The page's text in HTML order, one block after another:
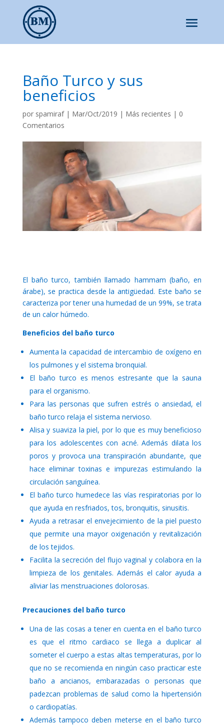
Baño Turco y sus
beneficios
por spamiraf| Mar/Oct/2019 | Más recientes | 0
Comentarios
El baño turco, también llamado hammam (baño, en
árabe), se practica desde la antigüedad. Este baño se
caracteriza por tener una humedad de un 99%, se trata
de un calor húmedo.
Beneficios del baño turco
Aumenta la capacidad de intercambio de oxígeno en
los pulmones y el sistema bronquial.
El baño turco es menos estresante que la sauna
para el organismo.
Para las personas que sufren estrés o ansiedad, el
baño turco relaja el sistema nervioso.
Alisa y suaviza la piel, por lo que es muy beneficioso
para los adolescentes con acné. Además dilata los
poros y provoca una transpiración abundante, que
hace eliminar toxinas e impurezas estimulando la
circulación sanguínea.
El baño turco humedece las vías respiratorias por lo
que ayuda en resfriados, tos, bronquitis, sinusitis.
Ayuda a retrasar el envejecimiento de la piel puesto
que permite una mayor oxigenación y revitalización
de los tejidos.
Facilita la secreción del flujo vaginal y colabora en la
limpieza de los genitales. Además el calor ayuda a
aliviar las menstruaciones dolorosas.
Precauciones del baño turco
Una de las cosas a tener en cuenta en el baño turco
es que el ritmo cardiaco se llega a duplicar al
someter el cuerpo a estas altas temperaturas, por lo
que no se recomienda en ningún caso practicar este
baño a ancianos, embarazadas o personas que
padezcan problemas de salud como la hipertensión
o cardiopatías.
Además tampoco deben meterse en el baño turco